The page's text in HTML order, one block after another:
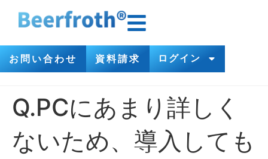
お問い合わせ 資料請求 ログイン
Q.PCにあまり詳しく
ないため、導入しても